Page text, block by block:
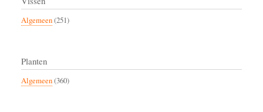
Algemeen(251)
Planten
Algemeen(360)